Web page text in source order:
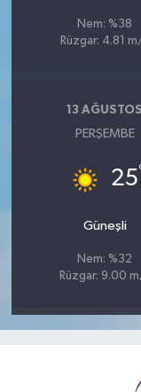
Nem: %38
Rüzgar: 4.81
13 AĞUSTOS
PERŞEMBE
25
Güneşli
Nem: %32
Rüzgar: 9.00